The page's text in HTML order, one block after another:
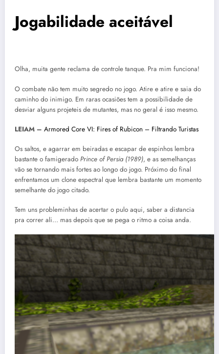
Jogabilidade aceitável
Olha, muita gente reclama de controle tanque. Pra mim funciona!
O combate não tem muito segredo no jogo. Atire e atire e saia do
caminho do inimigo. Em raras ocasiões tem a possibilidade de
desviar alguns projeteis de mutantes, mas no geral é isso mesmo.
LEIAM – Armored Core VI: Fires of Rubicon – Filtrando Turistas
Os saltos, e agarrar em beiradas e escapar de espinhos lembra
bastante o famigerado Prince of Persia (1989), e as semelhanças
vão se tornando mais fortes ao longo do jogo. Próximo do final
enfrentamos um clone espectral que lembra bastante um momento
semelhante do jogo citado.
Tem uns probleminhas de acertar o pulo aqui, saber a distancia
pra correr ali… mas depois que se pega o ritmo a coisa anda.